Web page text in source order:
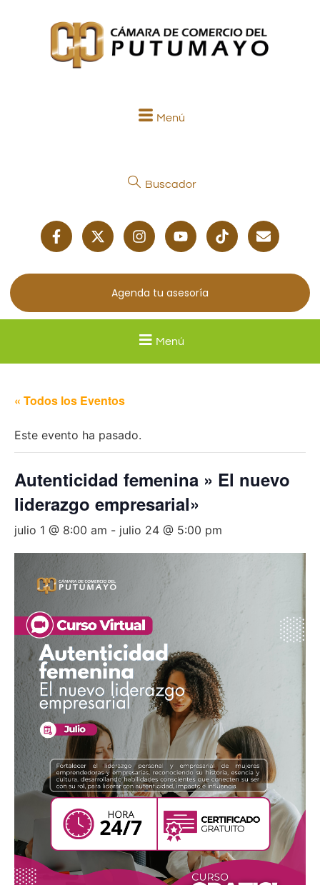
Menú
Buscador
Agenda tu asesoría
Menú
« Todos los Eventos
Este evento ha pasado.
Autenticidad femenina » El nuevo
liderazgo empresarial»
julio 1 @ 8:00 am - julio 24 @ 5:00 pm